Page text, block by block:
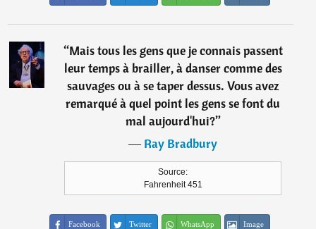
“Mais tous les gens que je connais passent
leur temps à brailler, à danser comme des
sauvages ou à se taper dessus. Vous avez
remarqué à quel point les gens se font du
mal aujourd'hui?”
―Ray Bradbury
Source:
Fahrenheit 451
Facebook Twitter WhatsApp Image